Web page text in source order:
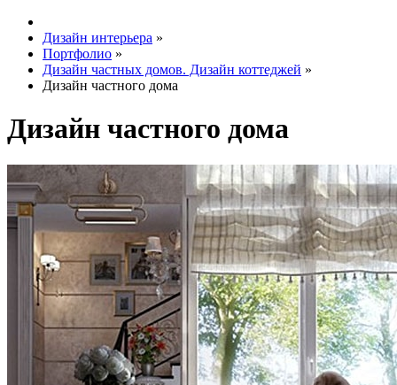
Дизайн интерьера »
Портфолио »
Дизайн частных домов. Дизайн коттеджей »
Дизайн частного дома
Дизайн частного дома